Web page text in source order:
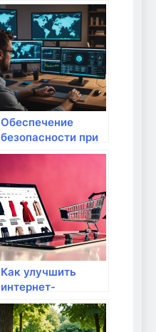
беспроводных
репитеров: полное
руководство
Обеспечение
безопасности при
использовании
в домашних
условиях: советы и
практики
Как улучшить
интернет-
соединение для
видеозвонков?